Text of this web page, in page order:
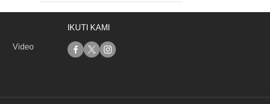
Video
IKUTI KAMI